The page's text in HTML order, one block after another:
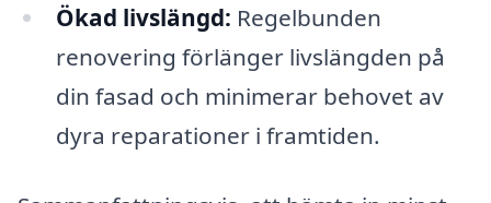
Ökad livslängd: Regelbunden
renovering förlänger livslängden på
din fasad och minimerar behovet av
dyra reparationer i framtiden.